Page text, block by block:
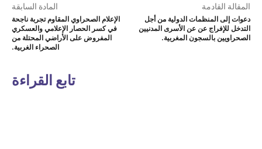
المادة السابقة
الإعلام الصحراوي المقاوم تجربة ناجحة
في كسر الحصار الإعلامي والعسكري
المفروض على الأراضي المحتلة من
الصحراء الغربية.
المقالة القادمة
دعوات إلى المنظمات الدولية من أجل
التدخل للإفراج عن عن الأسرى المدنيين
الصحراويين بالسجون المغربية.
تابع القراءة